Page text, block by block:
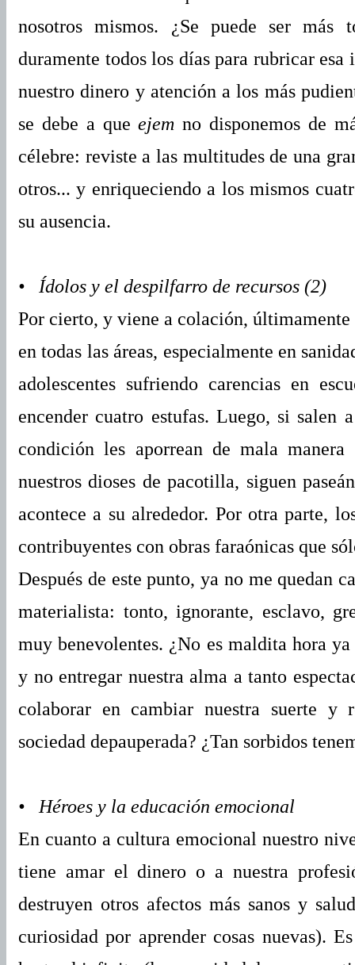
nosotros mismos. ¿Se puede ser más
duramente todos los días para rubricar
nuestro dinero y atención a los más
se debe a queejem no disponemos de
célebre: reviste a las multitudes de una
otros... y enriqueciendo a los mismos
su ausencia.
• Ídolos y el despilfarro de recursos (2)
Por cierto, y viene a colación,
en todas las áreas, especialmente en
adolescentes sufriendo carencias en
encender cuatro estufas. Luego, si salen
condición les aporrean de mala
nuestros dioses de pacotilla, siguen
acontece a su alrededor. Por otra parte,
contribuyentes con obras faraónicas que
Después de este punto, ya no me quedan
materialista: tonto, ignorante, esclavo,
muy benevolentes. ¿No es maldita hora
y no entregar nuestra alma a tanto
colaborar en cambiar nuestra suerte y
sociedad depauperada? ¿Tan sorbidos
• Héroes y la educación emocional
En cuanto a cultura emocional nuestro
tiene amar el dinero o a nuestra
destruyen otros afectos más sanos y
curiosidad por aprender cosas nuevas).